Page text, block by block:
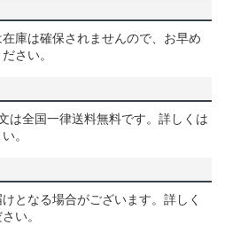
庫は確保されませんので、お早め
さい。
は全国一律送料無料です。詳しくは
。
となる場合がございます。詳しく
い。